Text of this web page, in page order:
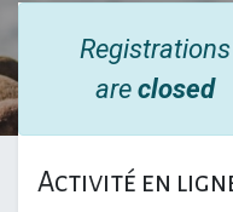
Registrations
areclosed
Activité en